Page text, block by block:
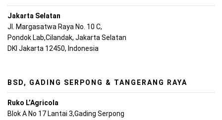
Jakarta Selatan
Jl. Margasatwa Raya No. 10 C,
Pondok Lab,Cilandak, Jakarta Selatan
DKI Jakarta 12450, Indonesia
BSD, GADING SERPONG & TANGERANG RAYA
Ruko L’Agricola
Blok A No 17 Lantai 3,Gading Serpong